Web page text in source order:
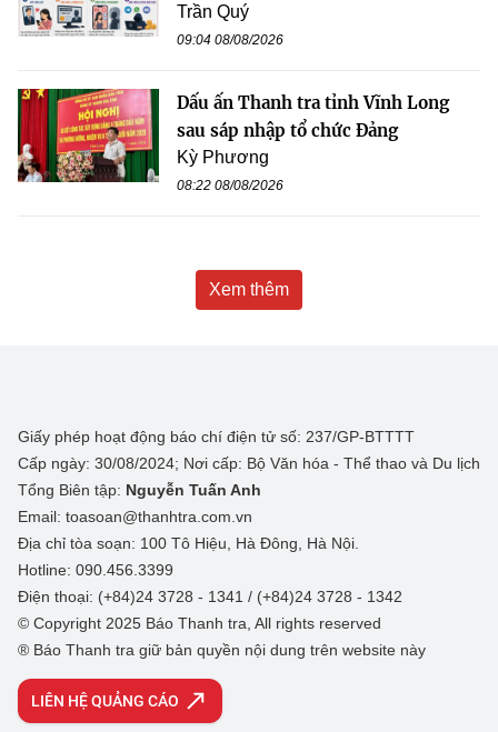
Trần Quý
09:04 08/08/2026
Dấu ấn Thanh tra tỉnh Vĩnh Long
sau sáp nhập tổ chức Đảng
Kỳ Phương
08:22 08/08/2026
Xem thêm
Giấy phép hoạt động báo chí điện tử số: 237/GP-BTTTT
Cấp ngày: 30/08/2024; Nơi cấp: Bộ Văn hóa - Thể thao và Du lịch
Tổng Biên tập: Nguyễn Tuấn Anh
Email: toasoan@thanhtra.com.vn
Địa chỉ tòa soạn: 100 Tô Hiệu, Hà Đông, Hà Nội.
Hotline: 090.456.3399
Điện thoại: (+84)24 3728 - 1341 / (+84)24 3728 - 1342
© Copyright 2025 Báo Thanh tra, All rights reserved
® Báo Thanh tra giữ bản quyền nội dung trên website này
LIÊN HỆ QUẢNG CÁO